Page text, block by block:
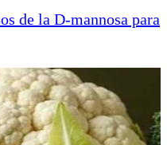
de la D-mannosa para